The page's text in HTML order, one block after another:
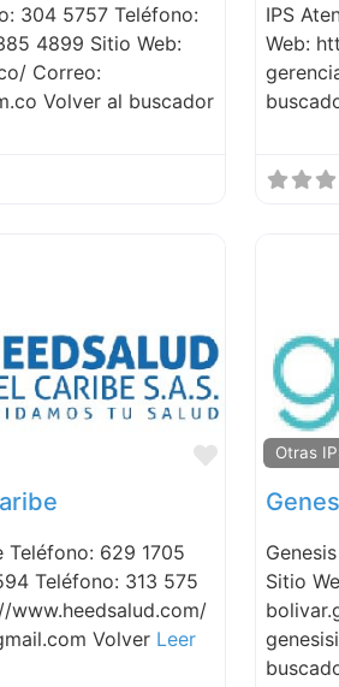
304 5757 Teléfono:
4899 Sitio Web:
Correo:
Volver al buscador
IPS
Web:
Favorite
Teléfono: 629 1705
Teléfono: 313 575
www.heedsalud.com/
Volver Leer
Otras
Sitio